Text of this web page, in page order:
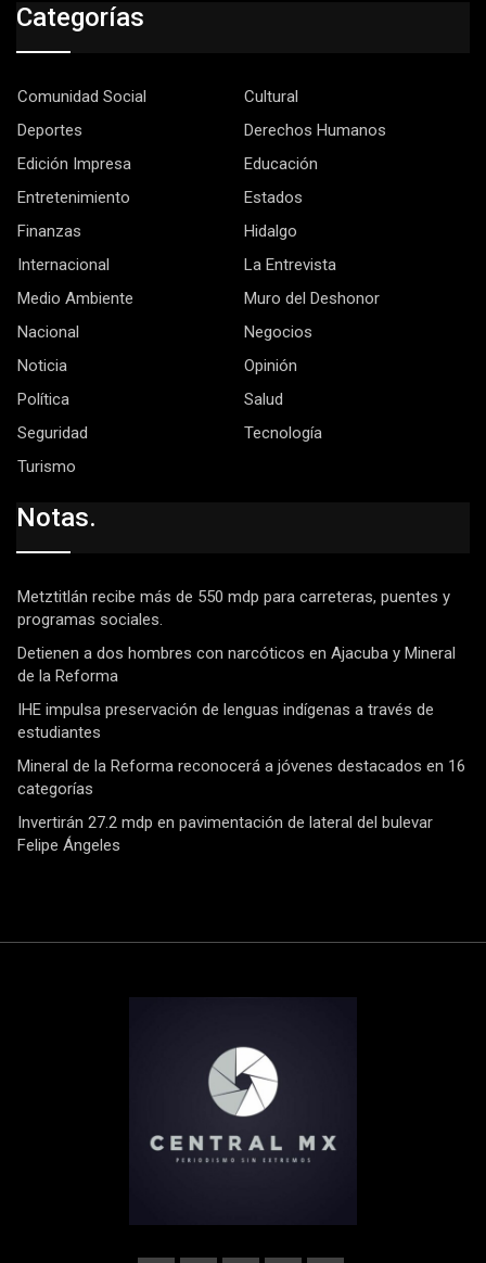
Categorías
Comunidad Social
Cultural
Deportes
Derechos Humanos
Edición Impresa
Educación
Entretenimiento
Estados
Finanzas
Hidalgo
Internacional
La Entrevista
Medio Ambiente
Muro del Deshonor
Nacional
Negocios
Noticia
Opinión
Política
Salud
Seguridad
Tecnología
Turismo
Notas.
Metztitlán recibe más de 550 mdp para carreteras, puentes y
programas sociales.
Detienen a dos hombres con narcóticos en Ajacuba y Mineral
de la Reforma
IHE impulsa preservación de lenguas indígenas a través de
estudiantes
Mineral de la Reforma reconocerá a jóvenes destacados en 16
categorías
Invertirán 27.2 mdp en pavimentación de lateral del bulevar
Felipe Ángeles